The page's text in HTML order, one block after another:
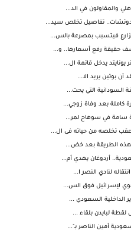
والمقاولون في الد...
تفاصيل تخلص سيد...
فيتسبب بمصرعة بالس...
حقيقة رفع أسعارها.. و...
يدخل قائمة ال...
بوتين يريد الا...
السودانية التي يحت...
كاملة بعد وفاة زوجي...
سامة في سوهاج لمر...
تخلصه من حياته فى ال...
بهذه الطريقة بعد خض...
أردوغان يهدي أم...
لنادي النصر ا...
لإسرائيل فوق الس...
الداخلية السعودي ...
لبايدن بلقاء ...
أمين الناصر بـ"...